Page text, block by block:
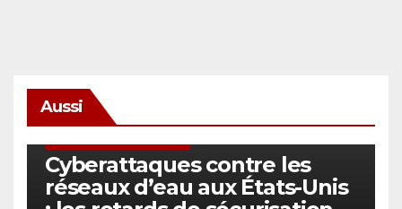
Aussi
Cyberattaques contre les
réseaux d’eau aux États-Unis